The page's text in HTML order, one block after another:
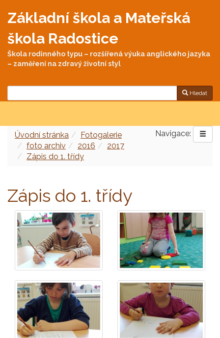
Základní škola a Mateřská
škola Radostice
Škola rodinného typu – rozšířená výuka anglického jazyka
– zaměření na zdravý životní styl
Hledat
Navigace:
Úvodní stránka
Fotogalerie
foto archiv
2016
2017
Zápis do 1. třídy
Zápis do 1. třídy